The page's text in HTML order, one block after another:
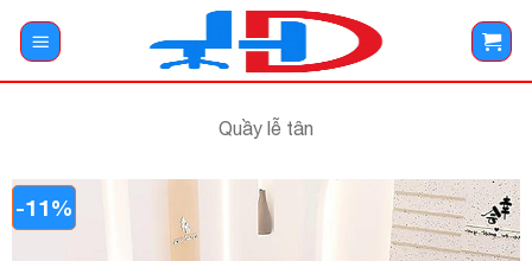
Quầy lễ tân
-11%